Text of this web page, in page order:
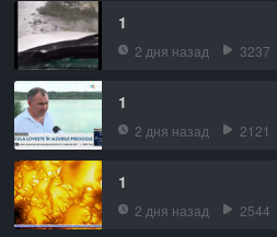
1
2 дня назад 3237
1
2 дня назад 2121
1
2 дня назад 2544